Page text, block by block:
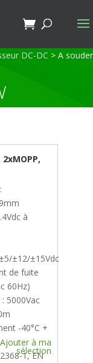
DC-DC > A souder
à
±12/±15Vdc
de fuite
60Hz)
5000Vac
-40°C +
1, EN
Ajouter à ma
sélection